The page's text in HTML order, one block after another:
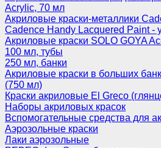
Acrylic, 70 мл
Акриловые краски-металлики
Cadence Handy Lacquered Paint -
Акриловые краски SOLO GOYA
100 мл, тубы
250 мл, банки
Акриловые краски в больших
(750 мл)
Краски акриловые El Greco
Наборы акриловых красок
Вспомогательные средства для
Аэрозольные краски
Лаки аэрозольные